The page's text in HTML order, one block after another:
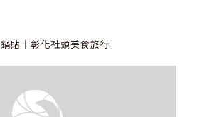
貼│彰化社頭美食旅行